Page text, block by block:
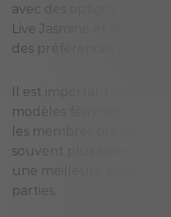
avec des options
Live Jasmine et aux
des préférences
Il est important de noter
modèles féminins sur le
les membres premium,
souvent plus sérieux et
une meilleure
parties.